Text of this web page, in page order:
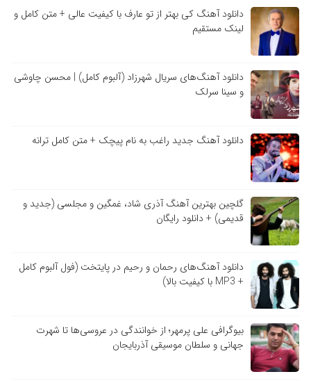
دانلود آهنگ کی بهتر از تو عارف با کیفیت عالی + متن کامل و
لینک مستقیم
دانلود آهنگ‌های سریال شهرزاد (آلبوم کامل) | محسن چاوشی
و سینا سرلک
دانلود آهنگ جدید راغب به نام پیچک + متن کامل ترانه
گلچین بهترین آهنگ آذری شاد، غمگین و مجلسی (جدید و
قدیمی) + دانلود رایگان
دانلود آهنگ‌های رحمان و رحیم در پایتخت (فول آلبوم کامل
+ MP3 با کیفیت بالا)
بیوگرافی علی پرمهر؛ از خوانندگی در عروسی‌ها تا شهرت
جهانی و سلطان موسیقی آذربایجان